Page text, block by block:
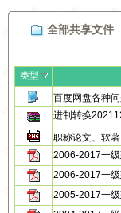
全部共享文件
类型
百度网盘各种
进制转换
职称论文、软
2006-2017一
2006-2017一
2005-2017一